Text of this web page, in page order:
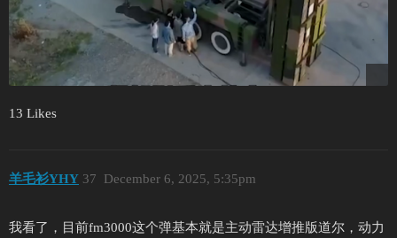
13 Likes
羊毛衫YHY December 6, 2025, 5:35pm
37
我看了，目前fm3000这个弹基本就是主动雷达增推版道尔，动力